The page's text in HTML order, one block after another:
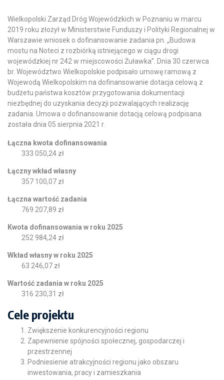
Wielkopolski Zarząd Dróg Wojewódzkich w Poznaniu w marcu
2019 roku złożył w Ministerstwie Funduszy i Polityki Regionalnej w
Warszawie wniosek o dofinansowanie zadania pn. „Budowa
mostu na Noteci z rozbiórką istniejącego w ciągu drogi
wojewódzkiej nr 242 w miejscowości Żuławka”. Dnia 30 czerwca
br. Województwo Wielkopolskie podpisało umowę ramową z
Wojewodą Wielkopolskim na dofinansowanie dotacja celową z
budżetu państwa kosztów przygotowania dokumentacji
niezbędnej do uzyskania decyzji pozwalających realizację
zadania. Umowa o dofinansowanie dotacją celową podpisana
została dnia 05 sierpnia 2021 r.
Łączna kwota dofinansowania
333 050,24 zł
Łączny wkład własny
357 100,07 zł
Łączna wartość zadania
769 207,89 zł
Kwota dofinansowania w roku 2025
252 984,24 zł
Wkład własny w roku 2025
63 246,07 zł
Wartość zadania w roku 2025
316 230,31 zł
Cele projektu
Zwiększenie konkurencyjności regionu
Zapewnienie spójności społecznej, gospodarczej i
przestrzennej
Podniesienie atrakcyjności regionu jako obszaru
inwestowania, pracy i zamieszkania